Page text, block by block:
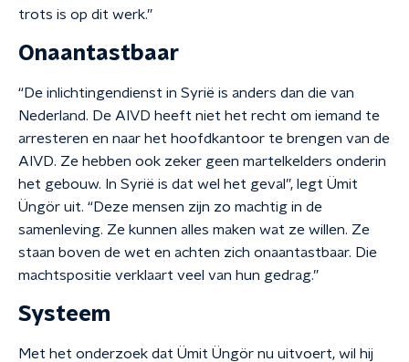
trots is op dit werk.”
Onaantastbaar
“De inlichtingendienst in Syrië is anders dan die van
Nederland. De AIVD heeft niet het recht om iemand te
arresteren en naar het hoofdkantoor te brengen van de
AIVD. Ze hebben ook zeker geen martelkelders onderin
het gebouw. In Syrië is dat wel het geval”, legt Ümit
Üngör uit. “Deze mensen zijn zo machtig in de
samenleving. Ze kunnen alles maken wat ze willen. Ze
staan boven de wet en achten zich onaantastbaar. Die
machtspositie verklaart veel van hun gedrag.”
Systeem
Met het onderzoek dat Ümit Üngör nu uitvoert, wil hij